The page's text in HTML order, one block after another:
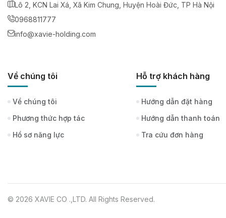
Lô 2, KCN Lai Xá, Xã Kim Chung, Huyện Hoài Đức, TP Hà Nội
0968811777
info@xavie-holding.com
Về chúng tôi
Về chúng tôi
Phương thức hợp tác
Hồ sơ năng lực
Hỗ trợ khách hàng
Hướng dẫn đặt hàng
Hướng dẫn thanh toán
Tra cứu đơn hàng
© 2026 XAVIE CO .,LTD. All Rights Reserved.